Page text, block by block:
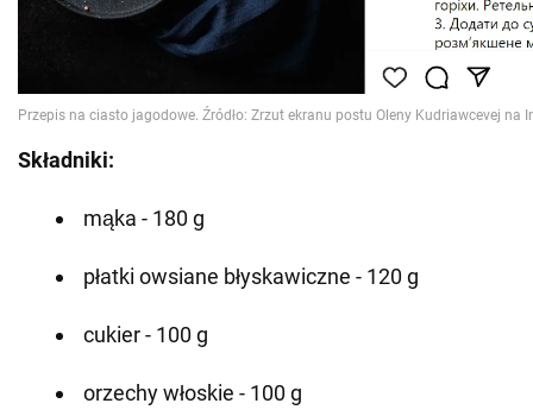
Składniki:
mąka - 180 g
płatki owsiane błyskawiczne - 120 g
cukier - 100 g
orzechy włoskie - 100 g